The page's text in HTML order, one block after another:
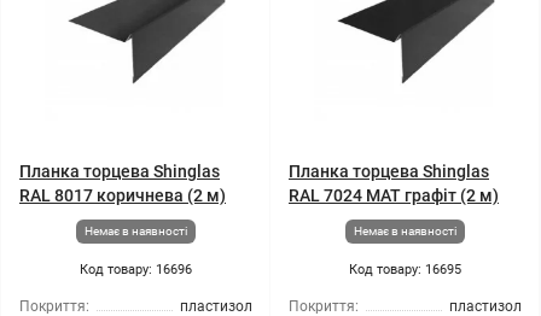
Планка торцева Shinglas
RAL 8017 коричнева (2 м)
Немає в наявності
Код товару: 16696
Покриття:
пластизол
Планка торцева Shinglas
RAL 7024 МАТ графіт (2 м)
Немає в наявності
Код товару: 16695
Покриття:
пластизол